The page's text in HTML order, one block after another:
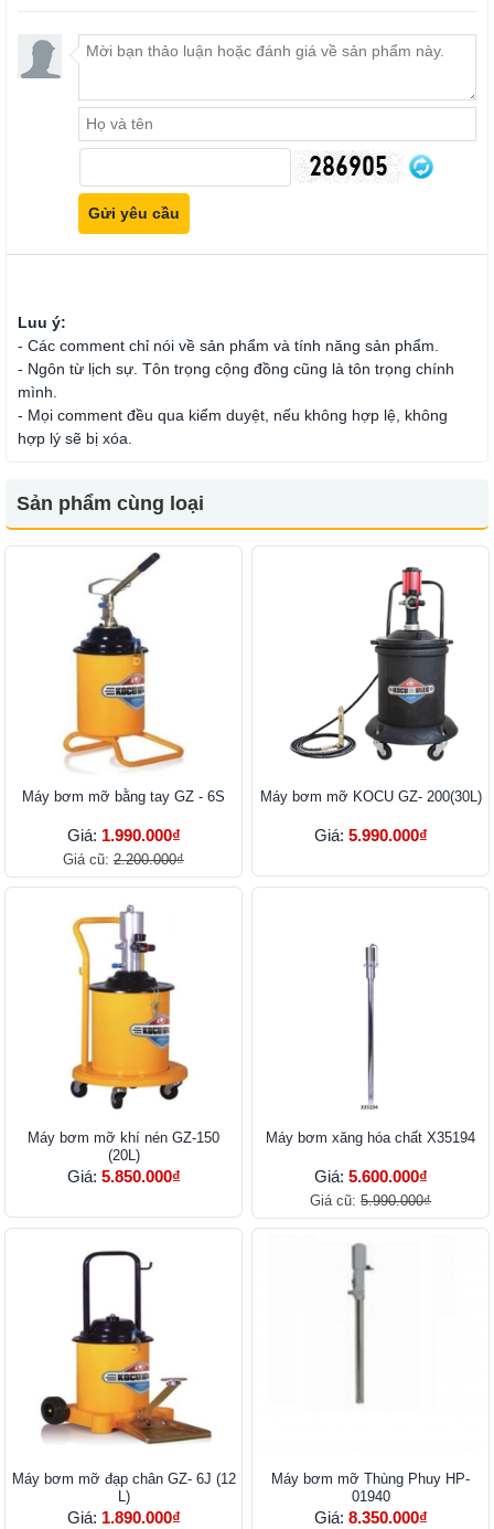
Luu ý:
- Các comment chỉ nói về sản phẩm và tính năng sản phẩm.
- Ngôn từ lịch sự. Tôn trọng cộng đồng cũng là tôn trọng chính
mình.
- Mọi comment đều qua kiểm duyệt, nếu không hợp lệ, không
hợp lý sẽ bị xóa.
Sản phẩm cùng loại
Máy bơm mỡ bằng tay GZ - 6S
Giá: 1.990.000₫
Giá cũ: 2.200.000₫
Máy bơm mỡ KOCU GZ- 200(30L)
Giá: 5.990.000₫
Máy bơm mỡ khí nén GZ-150
(20L)
Giá: 5.850.000₫
Máy bơm xăng hóa chất X35194
Giá: 5.600.000₫
Giá cũ: 5.990.000₫
Máy bơm mỡ đạp chân GZ- 6J (12
L)
Giá: 1.890.000₫
Máy bơm mỡ Thùng Phuy HP-
01940
Giá: 8.350.000₫